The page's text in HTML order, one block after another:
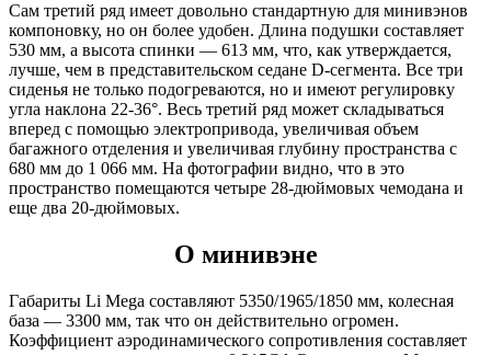
Сам третий ряд имеет довольно стандартную для минивэнов
компоновку, но он более удобен. Длина подушки составляет
530 мм, а высота спинки — 613 мм, что, как утверждается,
лучше, чем в представительском седане D-сегмента. Все три
сиденья не только подогреваются, но и имеют регулировку
угла наклона 22-36°. Весь третий ряд может складываться
вперед с помощью электропривода, увеличивая объем
багажного отделения и увеличивая глубину пространства с
680 мм до 1 066 мм. На фотографии видно, что в это
пространство помещаются четыре 28-дюймовых чемодана и
еще два 20-дюймовых.
О минивэне
Габариты Li Mega составляют 5350/1965/1850 мм, колесная
база — 3300 мм, так что он действительно огромен.
Коэффициент аэродинамического сопротивления составляет